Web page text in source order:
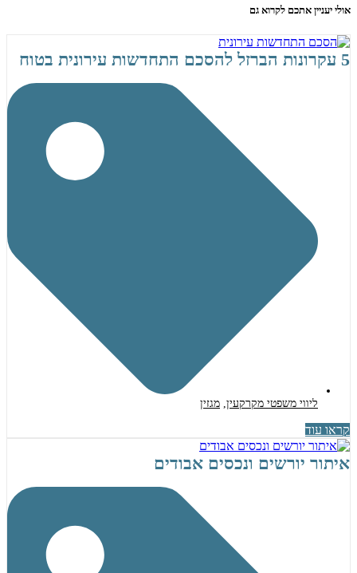
אולי יעניין אתכם לקרוא גם
5 עקרונות הברזל להסכם התחדשות עירונית בטוח
ליווי משפטי מקרקעין מגזין
קראו עוד
איתור יורשים ונכסים אבודים